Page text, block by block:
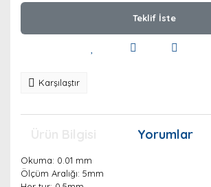
Teklif İste
Karşılaştır
Yorumlar
Okuma: 0.01 mm
Ölçüm Aralığı: 5mm